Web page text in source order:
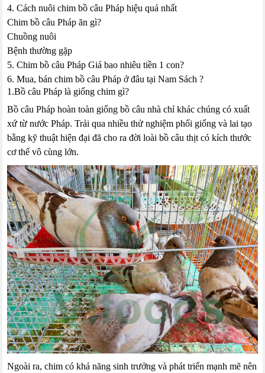
4. Cách nuôi chim bồ câu Pháp hiệu quả nhất
Chim bồ câu Pháp ăn gì?
Chuồng nuôi
Bệnh thường gặp
5. Chim bồ câu Pháp Giá bao nhiêu tiền 1 con?
6. Mua, bán chim bồ câu Pháp ở đâu tại Nam Sách ?
1.Bồ câu Pháp là giống chim gì?
Bồ câu Pháp hoàn toàn giống bồ câu nhà chỉ khác chúng có xuất
xứ từ nước Pháp. Trải qua nhiều thử nghiệm phối giống và lai tạo
bằng kỹ thuật hiện đại đã cho ra đời loài bồ câu thịt có kích thước
cơ thể vô cùng lớn.
Ngoài ra, chim có khả năng sinh trưởng và phát triển mạnh mẽ nên